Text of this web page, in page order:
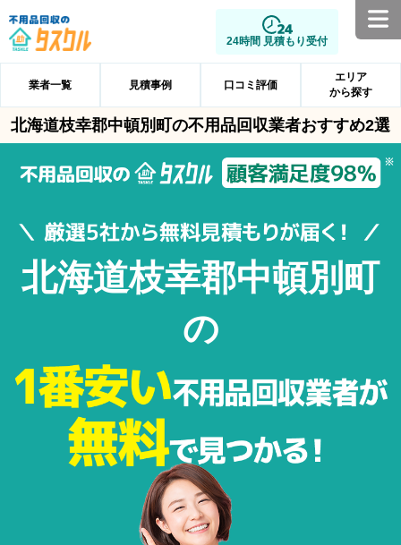
24時間 見積もり受付
業者一覧 見積事例 口コミ評価
エリア
から探す
北海道枝幸郡中頓別町の不用品回収業者おすすめ2選
北海道枝幸郡中頓別町
の